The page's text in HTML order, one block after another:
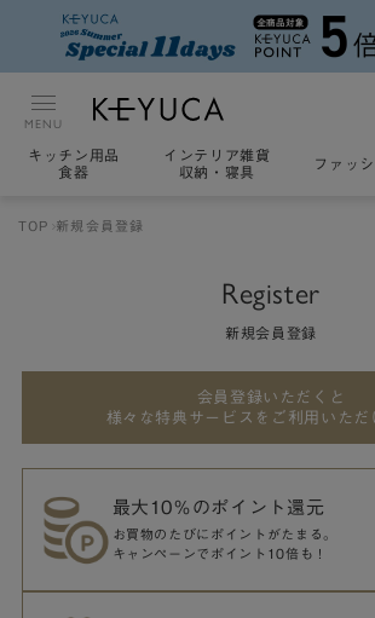
MENU
キッチン用品
食器
インテリア雑貨
収納・寝具
ファッ
TOP 新規会員登録
Register
新規会員登録
会員登録いただくと
様々な特典サービスをご利用いただ
最大10％のポイント還元
お買物のたびにポイントがたまる。
キャンペーンでポイント10倍も！